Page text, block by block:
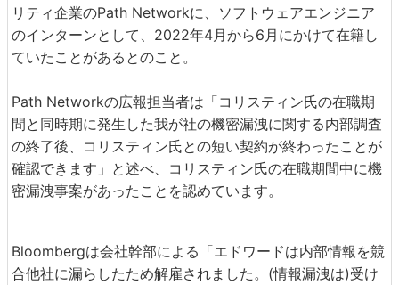
リティ企業のPath Networkに、ソフトウェアエンジニア
のインターンとして、2022年4月から6月にかけて在籍し
ていたことがあるとのこと。
Path Networkの広報担当者は「コリスティン氏の在職期
間と同時期に発生した我が社の機密漏洩に関する内部調査
の終了後、コリスティン氏との短い契約が終わったことが
確認できます」と述べ、コリスティン氏の在職期間中に機
密漏洩事案があったことを認めています。
Bloombergは会社幹部による「エドワードは内部情報を競
合他社に漏らしたため解雇されました。(情報漏洩は)受け